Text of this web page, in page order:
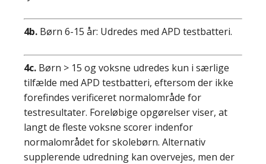
4b. Børn 6-15 år: Udredes med APD testbatteri.
4c. Børn > 15 og voksne udredes kun i særlige
tilfælde med APD testbatteri, eftersom der ikke
forefindes verificeret normalområde for
testresultater. Foreløbige opgørelser viser, at
langt de fleste voksne scorer indenfor
normalområdet for skolebørn. Alternativ
supplerende udredning kan overvejes, men der